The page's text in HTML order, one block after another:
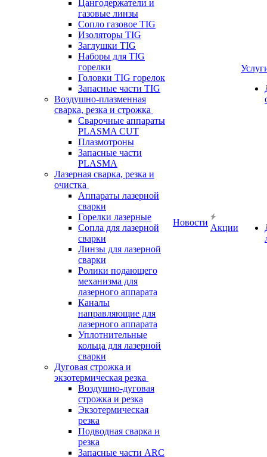
Цангодержатели и
газовые линзы
Сопло газовое TIG
Изоляторы TIG
Заглушки TIG
Наборы для TIG
горелки
Головки TIG горелок
Запасные части TIG
Воздушно-плазменная
сварка, резка и строжка
Сварочные аппараты
PLASMA CUT
Плазмотроны
Запасные части
PLASMA
Лазерная сварка, резка и
очистка
Аппараты лазерной
сварки
Горелки лазерные
Сопла для лазерной
сварки
Линзы для лазерной
сварки
Ролики подающего
механизма для
лазерного аппарата
Каналы
направляющие для
лазерного аппарата
Уплотнительные
кольца для лазерной
сварки
Дуговая строжка и
экзотермическая резка
Воздушно-дуговая
строжка и резка
Экзотермическая
резка
Подводная сварка и
резка
Запасные части ARC
Новости
Акции